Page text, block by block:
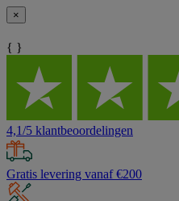
×
{ }
4,1/5 klantbeoordelingen
Gratis levering vanaf €200